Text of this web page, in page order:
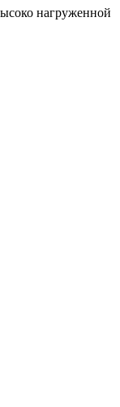
нагруженной